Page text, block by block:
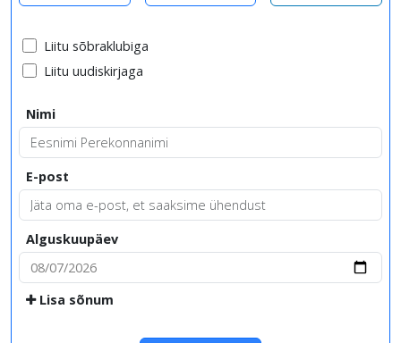
Liitu sõbraklubiga
Liitu uudiskirjaga
Nimi
E-post
Alguskuupäev
Lisa sõnum